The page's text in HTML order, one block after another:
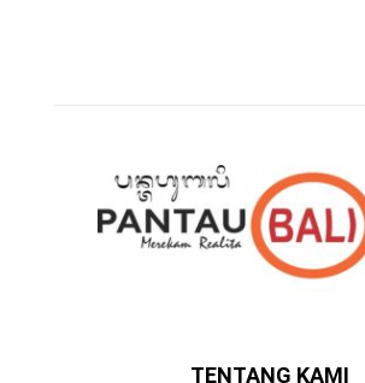
TENTANG KAMI